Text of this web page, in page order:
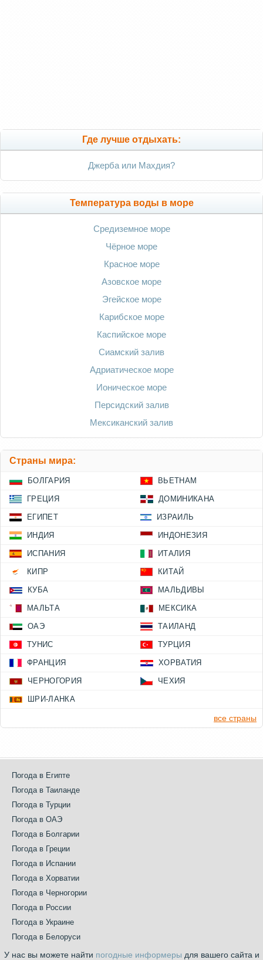
Где лучше отдыхать:
Джерба или Махдия?
Температура воды в море
Средиземное море
Чёрное море
Красное море
Азовское море
Эгейское море
Карибское море
Каспийское море
Сиамский залив
Адриатическое море
Ионическое море
Персидский залив
Мексиканский залив
Страны мира:
БОЛГАРИЯ ВЬЕТНАМ
ГРЕЦИЯ ДОМИНИКАНА
ЕГИПЕТ ИЗРАИЛЬ
ИНДИЯ ИНДОНЕЗИЯ
ИСПАНИЯ ИТАЛИЯ
КИПР КИТАЙ
КУБА МАЛЬДИВЫ
МАЛЬТА МЕКСИКА
ОАЭ ТАИЛАНД
ТУНИС ТУРЦИЯ
ФРАНЦИЯ ХОРВАТИЯ
ЧЕРНОГОРИЯ ЧЕХИЯ
ШРИ-ЛАНКА
все страны
Погода в Египте
Погода в Таиланде
Погода в Турции
Погода в ОАЭ
Погода в Болгарии
Погода в Греции
Погода в Испании
Погода в Хорватии
Погода в Черногории
Погода в России
Погода в Украине
Погода в Белоруси
У нас вы можете найти погодные информеры для вашего сайта и